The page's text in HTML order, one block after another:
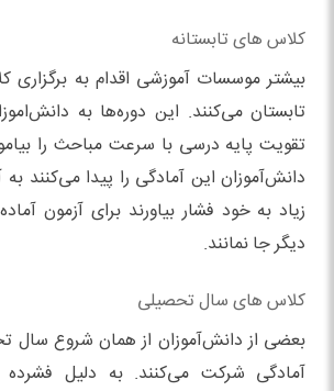
کلاس‌ های تابستانه
بیشتر موسسات آموزشی اقدام به برگزاری
تابستان می‌کنند. این دوره‌ها به
تقویت پایه درسی با سرعت مباحث را
دانش‌آموزان این آمادگی را پیدا می‌کنند به
زیاد به خود فشار بیاورند برای آزمون
دیگر جا نمانند.
کلاس‌ های سال تحصیلی
بعضی از دانش‌آموزان از همان شروع سال
آمادگی شرکت می‌کنند. به دلیل فشرده